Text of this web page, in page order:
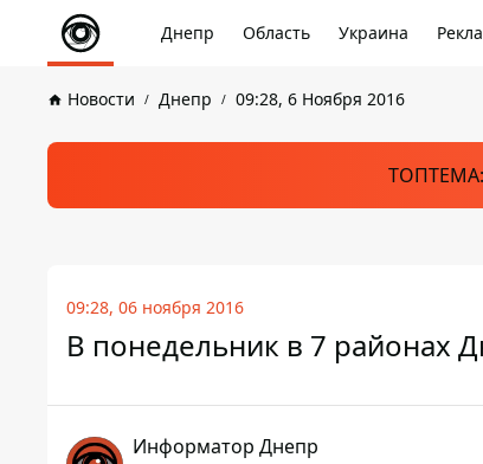
Днепр Область Украина
Новости Днепр 09:28, 6 Ноября 2016
ТОПТЕМА:
09:28, 06 ноября 2016
В понедельник в 7 районах
Информатор Днепр